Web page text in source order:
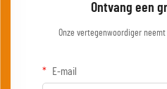
Ontvang een
Onze vertegenwoordiger
E-mail